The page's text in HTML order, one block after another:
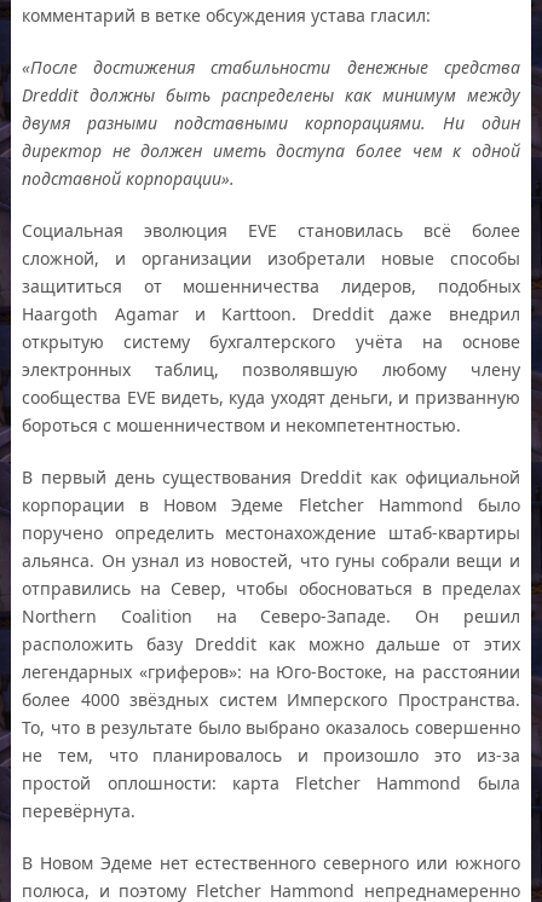
комментарий в ветке обсуждения устава гласил:
«После достижения стабильности денежные средства
Dreddit должны быть распределены как минимум между
двумя разными подставными корпорациями. Ни один
директор не должен иметь доступа более чем к одной
подставной корпорации».
Социальная эволюция EVE становилась всё более
сложной, и организации изобретали новые способы
защититься от мошенничества лидеров, подобных
Haargoth Agamar и Karttoon. Dreddit даже внедрил
открытую систему бухгалтерского учёта на основе
электронных таблиц, позволявшую любому члену
сообщества EVE видеть, куда уходят деньги, и призванную
бороться с мошенничеством и некомпетентностью.
В первый день существования Dreddit как официальной
корпорации в Новом Эдеме Fletcher Hammond было
поручено определить местонахождение штаб-квартиры
альянса. Он узнал из новостей, что гуны собрали вещи и
отправились на Север, чтобы обосноваться в пределах
Northern Coalition на Северо-Западе. Он решил
расположить базу Dreddit как можно дальше от этих
легендарных «гриферов»: на Юго-Востоке, на расстоянии
более 4000 звёздных систем Имперского Пространства.
То, что в результате было выбрано оказалось совершенно
не тем, что планировалось и произошло это из-за
простой оплошности: карта Fletcher Hammond была
перевёрнута.
В Новом Эдеме нет естественного северного или южного
полюса, и поэтому Fletcher Hammond непреднамеренно